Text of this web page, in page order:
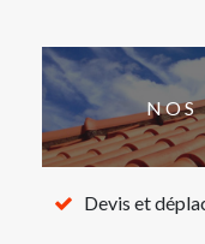
NOS
Devis et